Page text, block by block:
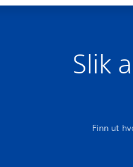
Slik
Finn ut